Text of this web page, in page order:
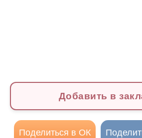
Добавить в
Поделиться в ОК